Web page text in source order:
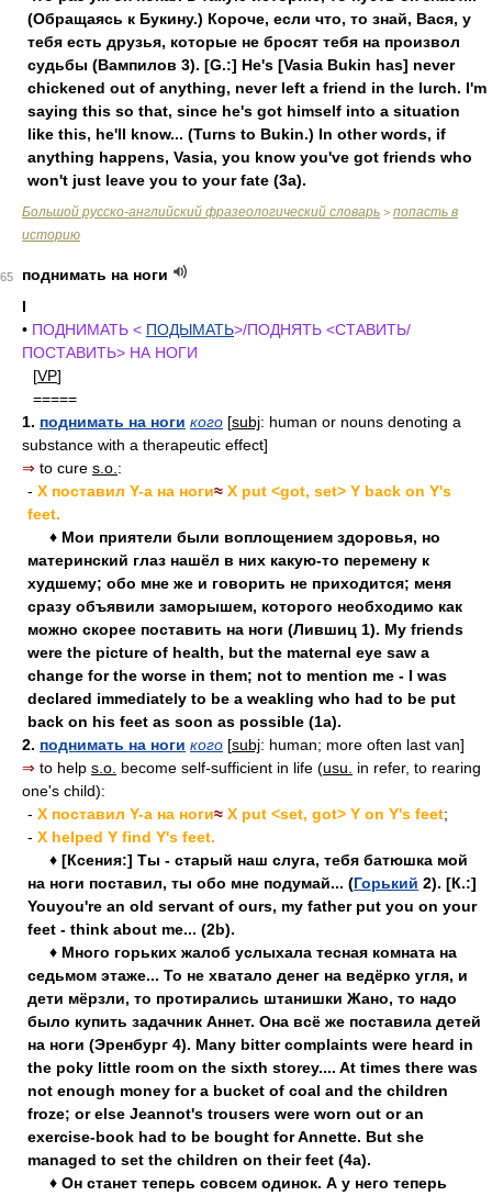
(Обращаясь к Букину.) Короче, если что, то знай, Вася, у
тебя есть друзья, которые не бросят тебя на произвол
судьбы (Вампилов 3). [G.:] He's [Vasia Bukin has] never
chickened out of anything, never left a friend in the lurch. I'm
saying this so that, since he's got himself into a situation
like this, he'll know... (Turns to Bukin.) In other words, if
anything happens, Vasia, you know you've got friends who
won't just leave you to your fate (3a).
Большой русско-английский фразеологический словарь > попасть в
историю
65
поднимать на ноги
I
• ПОДНИМАТЬ < ПОДЫМАТЬ>/ПОДНЯТЬ <СТАВИТЬ/
ПОСТАВИТЬ> НА НОГИ
[VP]
=====
1. поднимать на ноги кого [subj: human or nouns denoting a
substance with a therapeutic effect]
⇒ to cure s.o. :
- X поставил Y-а на ноги≈ X put <got, set> Y back on Y's
feet.
♦ Мои приятели были воплощением здоровья, но
материнский глаз нашёл в них какую-то перемену к
худшему; обо мне же и говорить не приходится; меня
сразу объявили заморышем, которого необходимо как
можно скорее поставить на ноги (Лившиц 1). My friends
were the picture of health, but the maternal eye saw a
change for the worse in them; not to mention me - I was
declared immediately to be a weakling who had to be put
back on his feet as soon as possible (1a).
2. поднимать на ноги кого [subj: human; more often last van]
⇒ to help s.o. become self-sufficient in life (usu.
in refer, to rearing
one's child):
- X поставил Y-а на ноги≈ X put <set, got> Y on Y's feet;
- X helped Y find Y's feet.
♦ [Ксения:] Ты - старый наш слуга, тебя батюшка мой
на ноги поставил, ты обо мне подумай... (Горький 2). [К.:]
Youyou're an old servant of ours, my father put you on your
feet - think about me... (2b).
♦ Много горьких жалоб услыхала тесная комната на
седьмом этаже... То не хватало денег на ведёрко угля, и
дети мёрзли, то протирались штанишки Жано, то надо
было купить задачник Аннет. Она всё же поставила детей
на ноги (Эренбург 4). Many bitter complaints were heard in
the poky little room on the sixth storey.... At times there was
not enough money for a bucket of coal and the children
froze; or else Jeannot's trousers were worn out or an
exercise-book had to be bought for Annette. But she
managed to set the children on their feet (4a).
♦ Он станет теперь совсем одинок. А у него теперь